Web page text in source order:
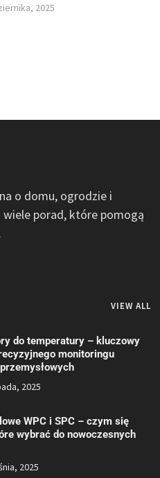
2025
o domu, ogrodzie i
porad, które pomogą
VIEW ALL
do temperatury – kluczowy
monitoringu
2025
WPC i SPC – czym się
wybrać do nowoczesnych
2025